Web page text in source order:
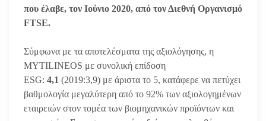
που έλαβε, τον Ιούνιο 2020, από τον Διεθνή Οργανισμό
FTSE.
Σύμφωνα με τα αποτελέσματα της αξιολόγησης, η
MYTILINEOS με συνολική επίδοση
ESG: 4,1 (2019:3,9) με άριστα το 5, κατάφερε να πετύχει
βαθμολογία μεγαλύτερη από το 92% των αξιολογημένων
εταιρειών στον τομέα των βιομηχανικών προϊόντων και